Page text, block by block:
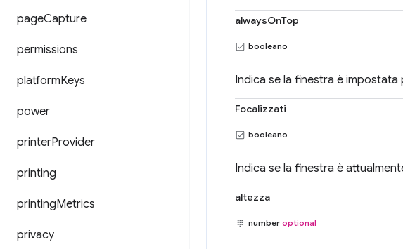
pageCapture
permissions
platformKeys
power
printerProvider
printing
printingMetrics
privacy
alwaysOnTop
booleano
Indica se la finestra è
Focalizzati
booleano
Indica se la finestra è
altezza
number optional